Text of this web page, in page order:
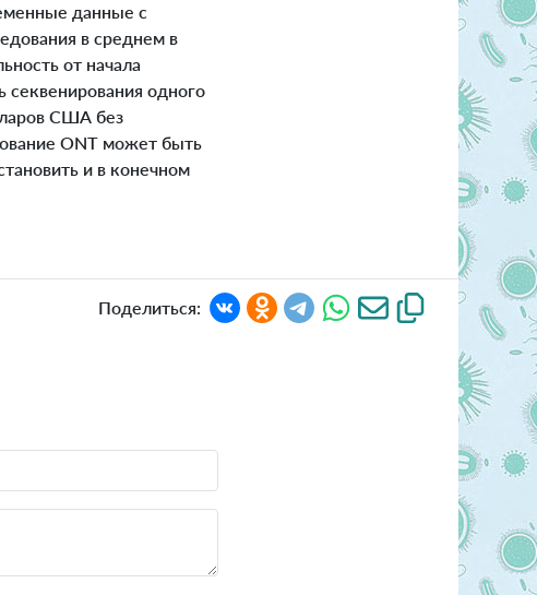
данные с
в среднем в
от начала
одного
США без
ONT может быть
и в конечном
Поделиться: